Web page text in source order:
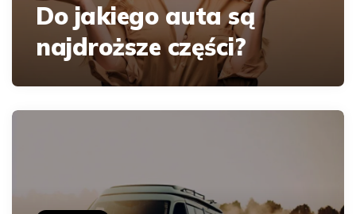
Do jakiego auta są
najdroższe części?